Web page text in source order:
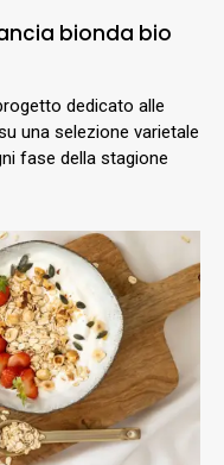
bionda bio
dedicato alle
una selezione varietale
fase della stagione